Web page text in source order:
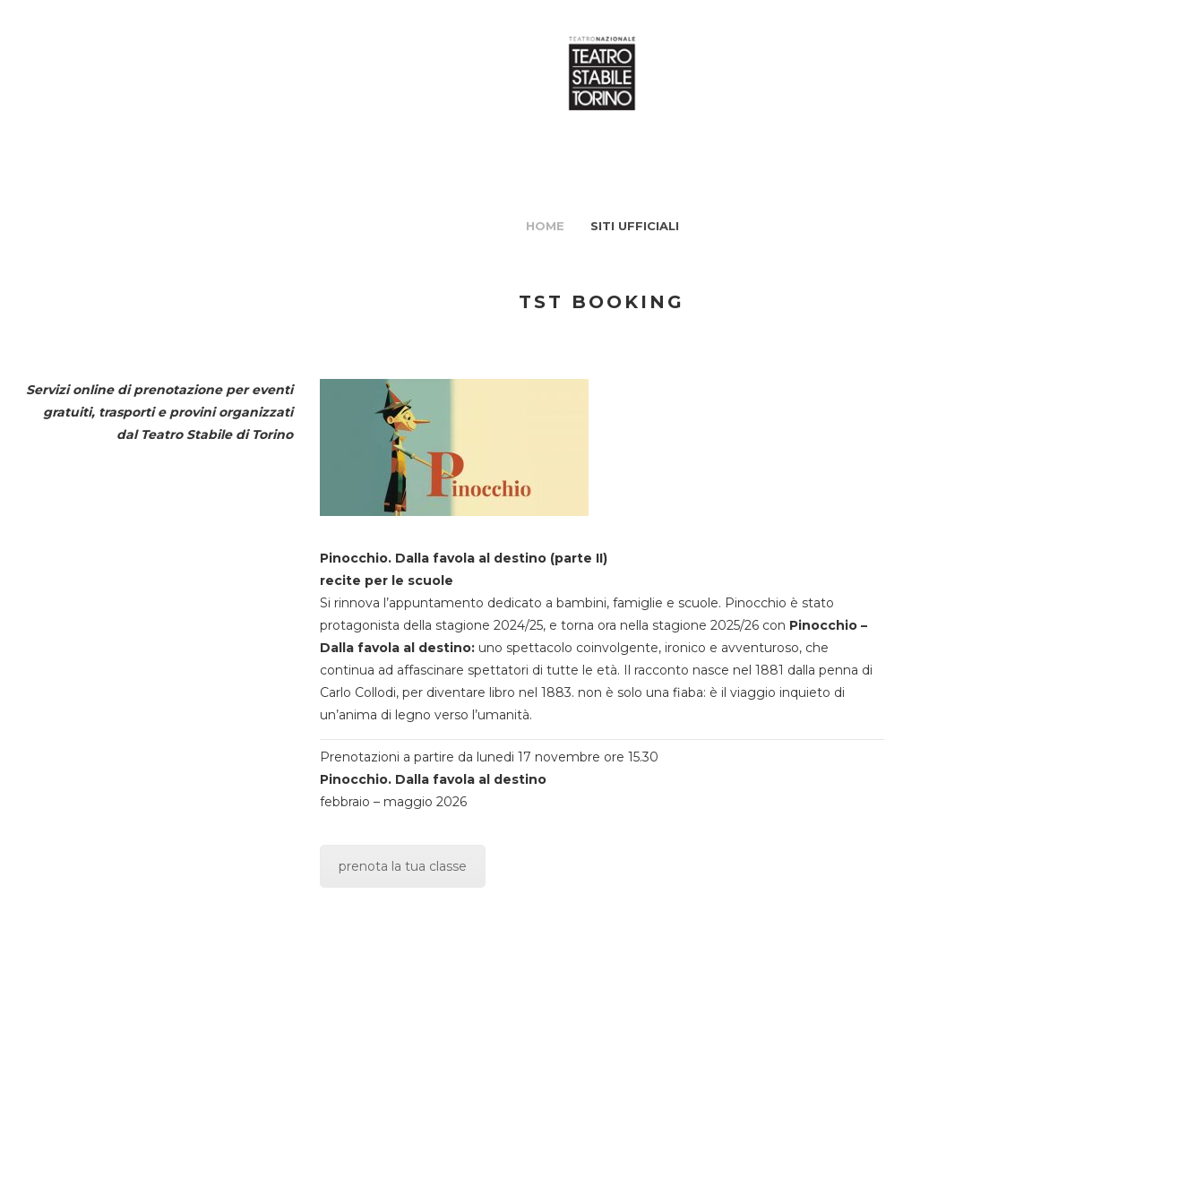
HOME SITI UFFICIALI
TST BOOKING
Servizi online di prenotazione per eventi
gratuiti, trasporti e provini organizzati
dal Teatro Stabile di Torino
Pinocchio. Dalla favola al destino (parte II)
recite per le scuole
Si rinnova l’appuntamento dedicato a bambini, famiglie e scuole. Pinocchio è stato
protagonista della stagione 2024/25, e torna ora nella stagione 2025/26 con Pinocchio –
Dalla favola al destino:uno spettacolo coinvolgente, ironico e avventuroso, che
continua ad affascinare spettatori di tutte le età. Il racconto nasce nel 1881 dalla penna di
Carlo Collodi, per diventare libro nel 1883. non è solo una fiaba: è il viaggio inquieto di
un’anima di legno verso l’umanità.
Prenotazioni a partire da lunedi 17 novembre ore 15.30
Pinocchio. Dalla favola al destino
febbraio – maggio 2026
prenota la tua classe